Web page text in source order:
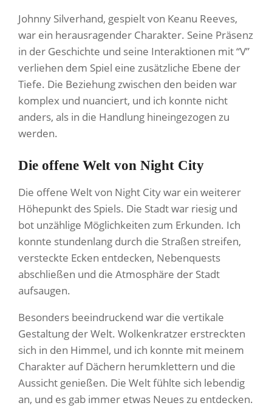
Johnny Silverhand, gespielt von Keanu Reeves,
war ein herausragender Charakter. Seine Präsenz
in der Geschichte und seine Interaktionen mit “V”
verliehen dem Spiel eine zusätzliche Ebene der
Tiefe. Die Beziehung zwischen den beiden war
komplex und nuanciert, und ich konnte nicht
anders, als in die Handlung hineingezogen zu
werden.
Die offene Welt von Night City
Die offene Welt von Night City war ein weiterer
Höhepunkt des Spiels. Die Stadt war riesig und
bot unzählige Möglichkeiten zum Erkunden. Ich
konnte stundenlang durch die Straßen streifen,
versteckte Ecken entdecken, Nebenquests
abschließen und die Atmosphäre der Stadt
aufsaugen.
Besonders beeindruckend war die vertikale
Gestaltung der Welt. Wolkenkratzer erstreckten
sich in den Himmel, und ich konnte mit meinem
Charakter auf Dächern herumklettern und die
Aussicht genießen. Die Welt fühlte sich lebendig
an, und es gab immer etwas Neues zu entdecken.